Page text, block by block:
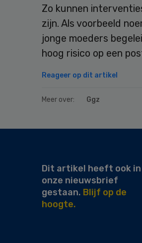
Zo kunnen
zijn. Als voorbeeld
jonge moeders
hoog risico op een
Reageer op dit artikel
Meer over: Ggz
Dit artikel heeft ook in
onze nieuwsbrief
gestaan. Blijf op de
hoogte.